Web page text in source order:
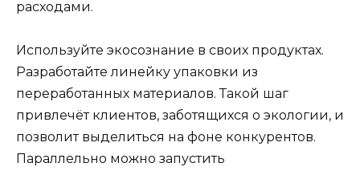
расходами.
Используйте экосознание в своих продуктах.
Разработайте линейку упаковки из
переработанных материалов. Такой шаг
привлечёт клиентов, заботящихся о экологии, и
позволит выделиться на фоне конкурентов.
Параллельно можно запустить